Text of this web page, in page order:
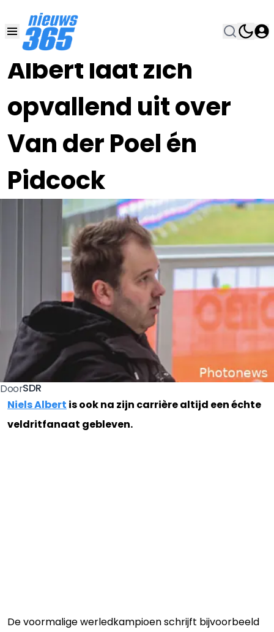
Albert laat zich
opvallend uit over
Van der Poel én
Pidcock
14 DEC 2023, 18:45
DoorSDR
Niels Albert is ook na zijn carrière altijd een échte
veldritfanaat gebleven.
De voormalige werledkampioen schrijft bijvoorbeeld